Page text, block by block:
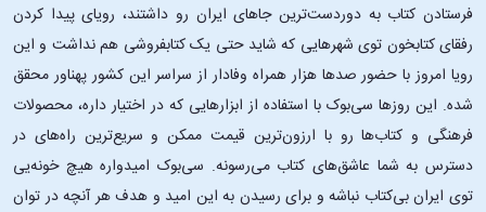
فرستادن کتاب به دوردست‌ترین جاهای ایران رو داشتند، رویای پیدا کردن
رفقای کتابخون توی شهرهایی که شاید حتی یک کتابفروشی هم نداشت و این
رویا امروز با حضور صدها هزار همراه وفادار از سراسر این کشور پهناور محقق
شده. این ‌روزها سی‌بوک با استفاده از ابزارهایی که در اختیار داره، محصولات
فرهنگی و کتاب‌ها رو با ارزون‌ترین قیمت ممکن و سریع‌ترین راه‌های در
دسترس به شما عاشق‌های کتاب می‌رسونه. سی‌بوک امیدواره هیچ خونه‌یی
توی ایران بی‌کتاب نباشه و برای رسیدن به این امید و هدف هر آنچه در توان